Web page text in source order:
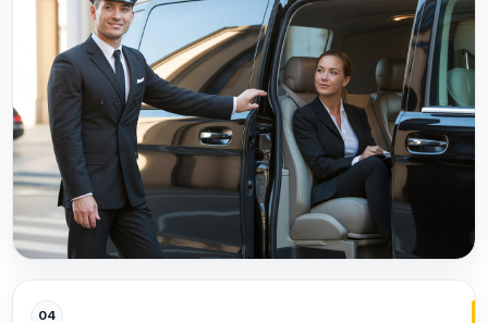
04